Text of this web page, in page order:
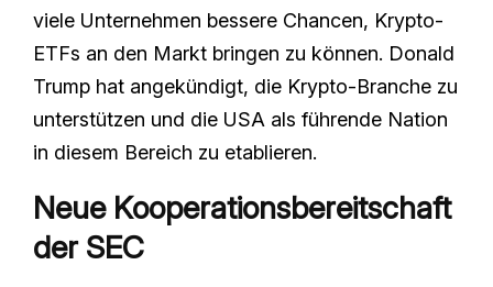
viele Unternehmen bessere Chancen, Krypto-
ETFs an den Markt bringen zu können. Donald
Trump hat angekündigt, die Krypto-Branche zu
unterstützen und die USA als führende Nation
in diesem Bereich zu etablieren.
Neue Kooperationsbereitschaft
der SEC